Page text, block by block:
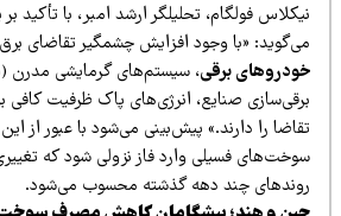
فولگام، تحلیلگر ارشد امبر، با تأکید بر
«با وجود افزایش چشمگیر تقاضای برق
برقی، سیستم‌های گرمایشی مدرن
صنایع، انرژی‌های پاک ظرفیت کافی برای
را دارند.» پیش‌بینی می‌شود با عبور از این
فسیلی وارد فاز نزولی شود که تغییری
چند دهه گذشته محسوب می‌شود.